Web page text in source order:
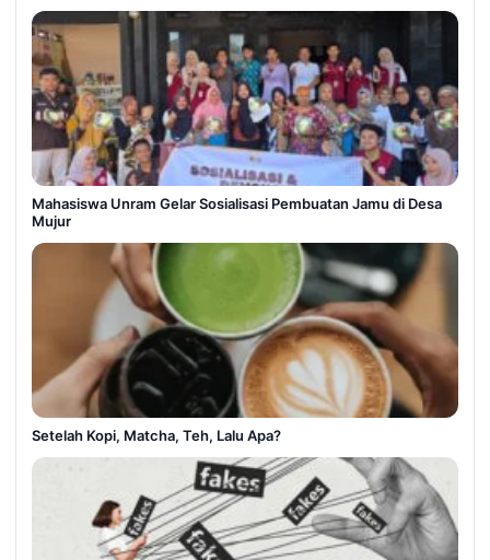
Mahasiswa Unram Gelar Sosialisasi Pembuatan Jamu di Desa
Mujur
Setelah Kopi, Matcha, Teh, Lalu Apa?